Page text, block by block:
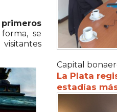
se
Capital
La Plata
estadías